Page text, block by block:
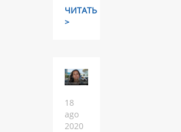
ЧИТАТЬ
>
18
ago
2020